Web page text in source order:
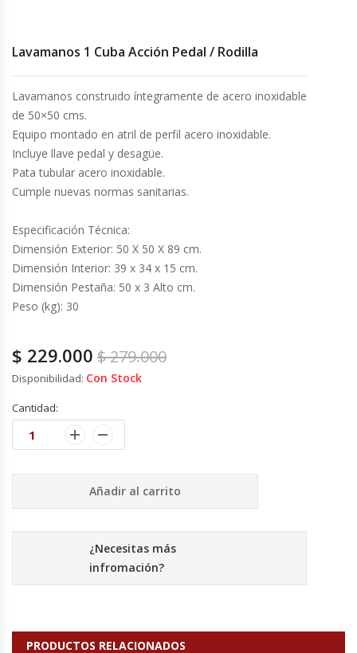
Encimeras Eléctricas
Congeladoras Tapa De Vidrio
Congeladoras Tapa Dura
Congeladores Verticales
Coolers / Visicoolers
Cortadoras De Fiambre
Cutters
Dispensadores De Salsas
Embutidoras
Estanterías Y Repisas
Expendedoras De Jugo
Exprimidoras De Cítricos
Lavamanos 1 Cuba Acción Pedal / Rodilla
Lavamanos construido íntegramente de acero inoxidable
de 50×50 cms.
Equipo montado en atril de perfil acero inoxidable.
Incluye llave pedal y desagüe.
Pata tubular acero inoxidable.
Cumple nuevas normas sanitarias.
Especificación Técnica:
Dimensión Exterior: 50 X 50 X 89 cm.
Dimensión Interior: 39 x 34 x 15 cm.
Dimensión Pestaña: 50 x 3 Alto cm.
Peso (kg): 30
$279.000
$ 229.000
Disponibilidad: Con Stock
Cantidad:
Añadir al carrito
¿Necesitas más
infromación?
PRODUCTOS RELACIONADOS